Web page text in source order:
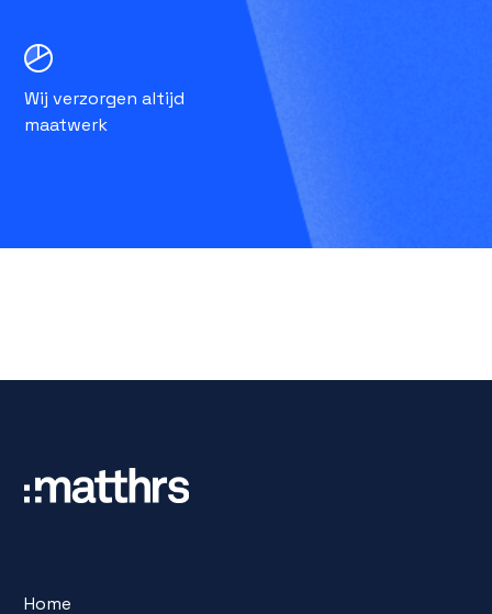
Wij verzorgen altijd
maatwerk
Home